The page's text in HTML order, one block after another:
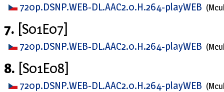
720p.DSNP.WEB-DL.AAC2.0.H.264-playWEB
7. [S01E07]
720p.DSNP.WEB-DL.AAC2.0.H.264-playWEB
8. [S01E08]
720p.DSNP.WEB-DL.AAC2.0.H.264-playWEB